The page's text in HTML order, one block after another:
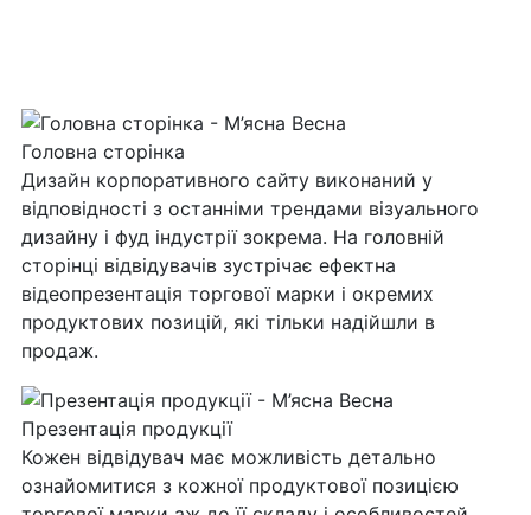
Головна сторінка
Дизайн корпоративного сайту виконаний у
відповідності з останніми трендами візуального
дизайну і фуд індустрії зокрема. На головній
сторінці відвідувачів зустрічає ефектна
відеопрезентація торгової марки і окремих
продуктових позицій, які тільки надійшли в
продаж.
Презентація продукції
Кожен відвідувач має можливість детально
ознайомитися з кожної продуктової позицією